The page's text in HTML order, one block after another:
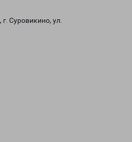
Суровикино, ул.